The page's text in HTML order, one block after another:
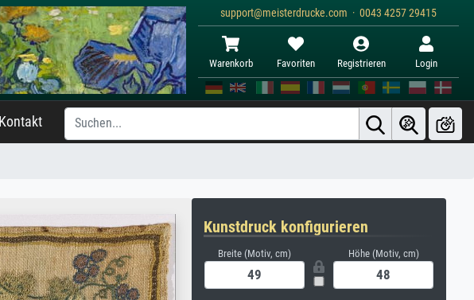
support@meisterdrucke.com · 0043 4257 29415
Warenkorb Favoriten Registrieren Login
Kontakt
Kunstdruck konfigurieren
Breite (Motiv, cm) Höhe (Motiv, cm)